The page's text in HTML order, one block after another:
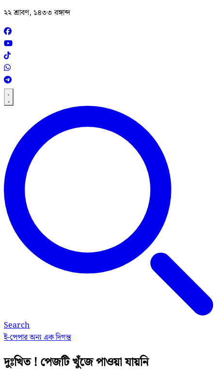
২২ শ্রাবণ, ১৪৩৩ বঙ্গাব্দ
Search
ই-পেপারঅন্য এক দিগন্ত
দুঃখিত ! পেজটি খুঁজে পাওয়া যায়নি